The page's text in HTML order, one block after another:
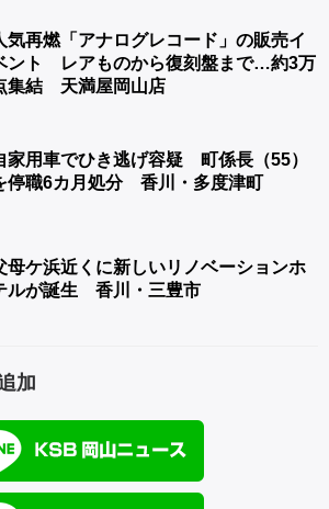
気再燃「アナログレコード」の販売イ
ント レアものから復刻盤まで…約3万
集結 天満屋岡山店
家用車でひき逃げ容疑 町係長（55）
停職6カ月処分 香川・多度津町
母ケ浜近くに新しいリノベーションホ
ルが誕生 香川・三豊市
加